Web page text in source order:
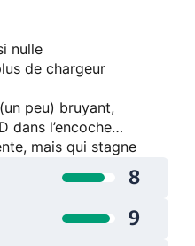
nulle
de chargeur
peu) bruyant,
dans l’encoche…
mais qui stagne
8
9